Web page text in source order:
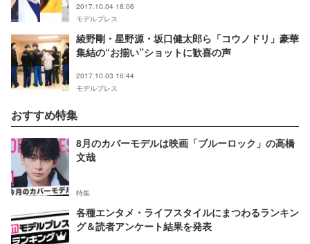
2017.10.04 18:06
モデルプレス
綾野剛・星野源・坂口健太郎ら「コウノドリ」豪華
集結の“お揃い”ショットに歓喜の声
2017.10.03 16:44
モデルプレス
おすすめ特集
8月のカバーモデルは映画「ブルーロック」の高橋
文哉
特集
各種エンタメ・ライフスタイルにまつわるランキン
グ＆読者アンケート結果を発表